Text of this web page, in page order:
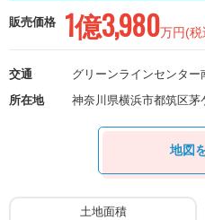
販売価格 1億3,980万円(税
交通
グリーンラインセンター
所在地
神奈川県横浜市都筑区茅
地図
⼟地⾯積